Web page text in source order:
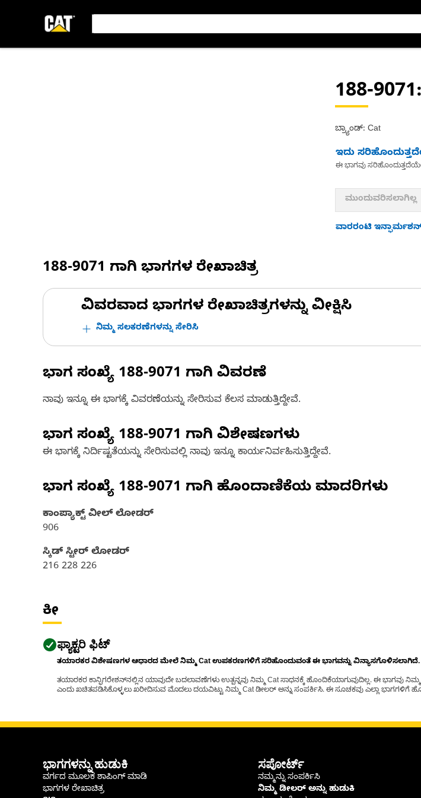
188-9071
ಬ್ರ್ಯಾಂಡ್: Cat
ಇದು
ಈ ಭಾಗವು
ಮುಂದುವರಿಸಲಾಗಿಲ್ಲ
ವಾರರಂಟಿ
188-9071 ಗಾಗಿ ಭಾಗಗಳ ರೇಖಾಚಿತ್ರ
ವಿವರವಾದ ಭಾಗಗಳ ರೇಖಾಚಿತ್ರಗಳನ್ನು ವೀಕ್ಷಿಸಿ
ನಿಮ್ಮ ಸಲಕರಣೆಗಳನ್ನು ಸೇರಿಸಿ
ಭಾಗ ಸಂಖ್ಯೆ 188-9071 ಗಾಗಿ ವಿವರಣೆ
ನಾವು ಇನ್ನೂ ಈ ಭಾಗಕ್ಕೆ ವಿವರಣೆಯನ್ನು ಸೇರಿಸುವ ಕೆಲಸ ಮಾಡುತ್ತಿದ್ದೇವೆ.
ಭಾಗ ಸಂಖ್ಯೆ 188-9071 ಗಾಗಿ ವಿಶೇಷಣಗಳು
ಈ ಭಾಗಕ್ಕೆ ನಿರ್ದಿಷ್ಟತೆಯನ್ನು ಸೇರಿಸುವಲ್ಲಿ ನಾವು ಇನ್ನೂ ಕಾರ್ಯನಿರ್ವಹಿಸುತ್ತಿದ್ದೇವೆ.
ಭಾಗ ಸಂಖ್ಯೆ 188-9071 ಗಾಗಿ ಹೊಂದಾಣಿಕೆಯ ಮಾದರಿಗಳು
ಕಾಂಪ್ಯಾಕ್ಟ್ ವೀಲ್ ಲೋಡರ್
906
ಸ್ಕಿಡ್ ಸ್ಟೀರ್ ಲೋಡರ್
216 228 226
ಕೀ
ಫ್ಯಾಕ್ಟರಿ ಫಿಟ್
ತಯಾರಕರ ವಿಶೇಷಣಗಳ ಆಧಾರದ ಮೇಲೆ ನಿಮ್ಮ Cat ಉಪಕರಣಗಳಿಗೆ ಸರಿಹೊಂದುವಂತೆ ಈ ಭಾಗವನ್ನು ವಿನ್ಯಾಸಗೊಳಿಸಲಾಗಿದೆ.
ತಯಾರಕರ ಕಾನ್ಫಿಗರೇಶನ್‌ನಲ್ಲಿನ ಯಾವುದೇ ಬದಲಾವಣೆಗಳು ಉತ್ಪನ್ನವು ನಿಮ್ಮ Cat ಸಾಧನಕ್ಕೆ ಹೊಂದಿಕೆಯಾಗುವುದಿಲ್ಲ. ಈ ಭಾಗವು
ಎಂದು ಖಚಿತಪಡಿಸಿಕೊಳ್ಳಲು ಖರೀದಿಸುವ ಮೊದಲು ದಯವಿಟ್ಟು ನಿಮ್ಮ Cat ಡೀಲರ್ ಅನ್ನು ಸಂಪರ್ಕಿಸಿ. ಈ ಸೂಚಕವು ಎಲ್ಲಾ ಭಾಗಗಳಿಗೆ
ಭಾಗಗಳನ್ನು ಹುಡುಕಿ
ವರ್ಗದ ಮೂಲಕ ಶಾಪಿಂಗ್ ಮಾಡಿ
ಭಾಗಗಳ ರೇಖಾಚಿತ್ರ
ಸಪೋರ್ಟ್
ನಮ್ಮನ್ನು ಸಂಪರ್ಕಿಸಿ
ನಿಮ್ಮ ಡೀಲರ್ ಅನ್ನು ಹುಡುಕಿ